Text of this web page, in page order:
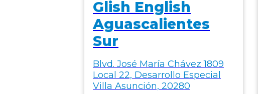
Glish English
Aguascalientes
Sur
Blvd. José María Chávez 1809
Local 22, Desarrollo Especial
Villa Asunción, 20280